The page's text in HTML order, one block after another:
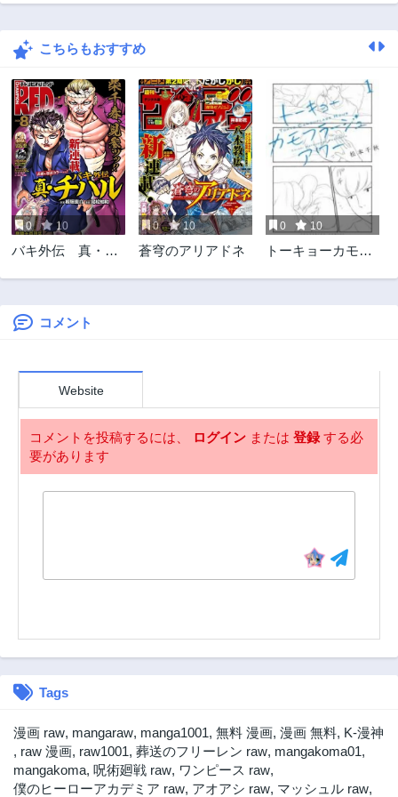
第6.2話 第6.1話
第5.2話
第4.2話
2年前
第4.1話
2年前
第3.2話
2年前
第3.1話
2年前
第2.2話
2年前
第2.1話
2年前
第1話
2年前
こちらもおすすめ
0 10
バキ外伝 真・チ
0 10
蒼穹のアリアドネ
0 10
トーキョーカモフ
コメント
Website
コメントを投稿するには、 ログイン または 登録する必
要があります
Tags
漫画 raw, mangaraw, manga1001, 無料 漫画, 漫画 無料, K-漫神
, raw 漫画, raw1001, 葬送のフリーレン raw, mangakoma01,
mangakoma, 呪術廻戦 raw, ワンピース raw,
僕のヒーローアカデミア raw, アオアシ raw, マッシュル raw,